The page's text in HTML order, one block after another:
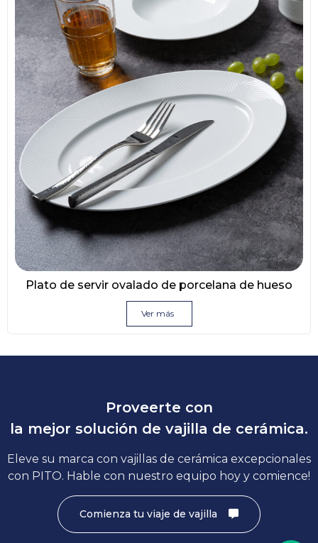
Plato de servir ovalado de porcelana de hueso
Ver más
Proveerte con
la mejor solución de vajilla de cerámica.
Eleve su marca con vajillas de cerámica excepcionales
con PITO. Hable con nuestro equipo hoy y comience!
Comienza tu viaje de vajilla